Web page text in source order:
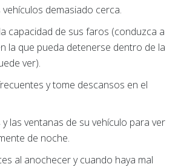
demasiado cerca.
capacidad de sus faros (conduzca a
la que pueda detenerse dentro de la
ver).
y tome descansos en el
y las ventanas de su vehículo para ver
de noche.
al anochecer y cuando haya mal